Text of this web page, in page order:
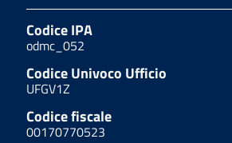
Codice IPA
odmc_052
Codice Univoco Ufficio
UFGV1Z
Codice fiscale
00170770523